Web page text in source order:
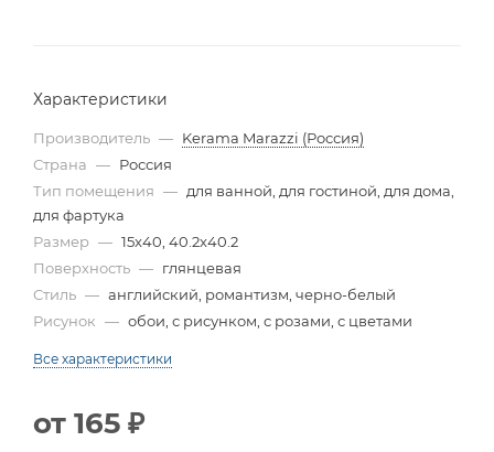
Характеристики
Производитель — Kerama Marazzi (Россия)
Страна — Россия
Тип помещения — для ванной, для гостиной, для дома,
для фартука
Размер — 15x40, 40.2x40.2
Поверхность — глянцевая
Стиль — английский, романтизм, черно-белый
Рисунок — обои, с рисунком, с розами, с цветами
Все характеристики
от 165 ₽